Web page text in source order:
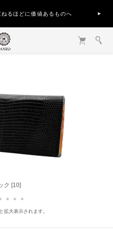
るほどに価値あるものへ
ク [10]
ン [50]
拡大表示されます。